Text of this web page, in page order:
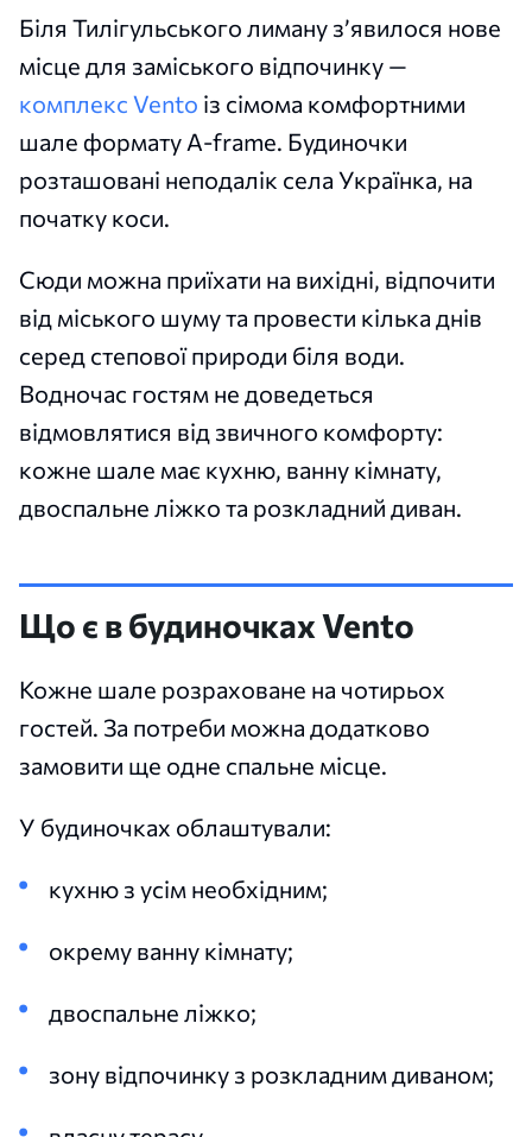
Біля Тилігульського лиману з’явилося нове
місце для заміського відпочинку —
комплекс Vento із сімома комфортними
шале формату A-frame. Будиночки
розташовані неподалік села Українка, на
початку коси.
Сюди можна приїхати на вихідні, відпочити
від міського шуму та провести кілька днів
серед степової природи біля води.
Водночас гостям не доведеться
відмовлятися від звичного комфорту:
кожне шале має кухню, ванну кімнату,
двоспальне ліжко та розкладний диван.
Що є в будиночках Vento
Кожне шале розраховане на чотирьох
гостей. За потреби можна додатково
замовити ще одне спальне місце.
У будиночках облаштували:
кухню з усім необхідним;
окрему ванну кімнату;
двоспальне ліжко;
зону відпочинку з розкладним диваном;